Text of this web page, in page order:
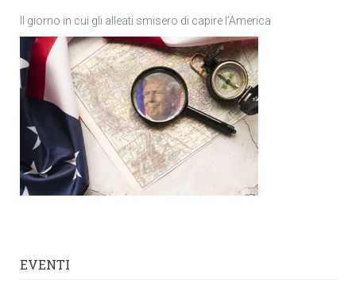
Il giorno in cui gli alleati smisero di capire l’America
EVENTI